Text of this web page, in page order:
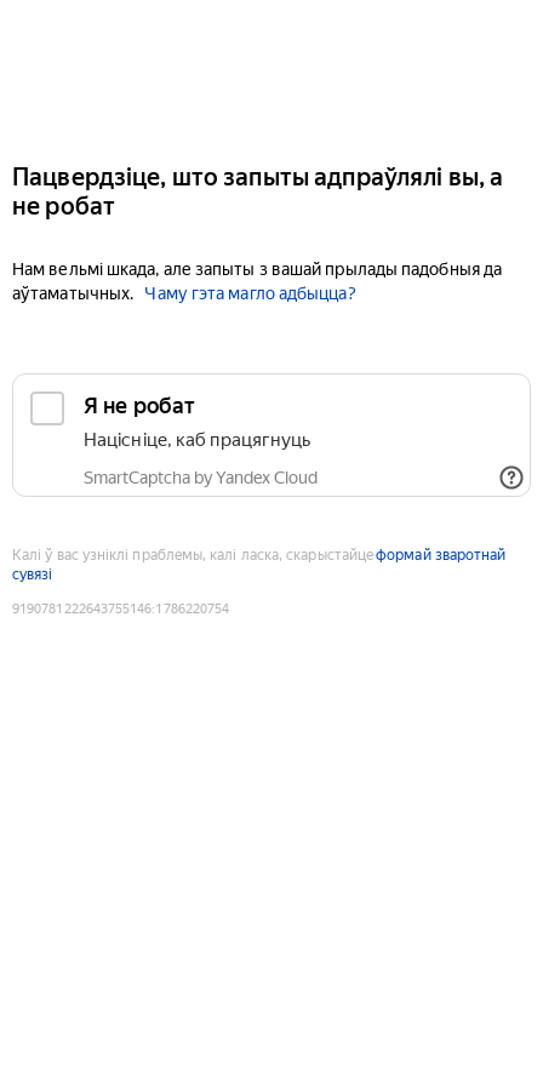
Пацвердзіце, што запыты адпраўлялі вы, а
не робат
Нам вельмі шкада, але запыты з вашай прылады падобныя да
аўтаматычных.
Чаму гэта магло адбыцца?
Я не робат
Націсніце, каб працягнуць
SmartCaptcha by Yandex Cloud
Калі ў вас узніклі праблемы, калі ласка, скарыстайцеформай зваротнай
сувязі
9190781222643755146:1786220754